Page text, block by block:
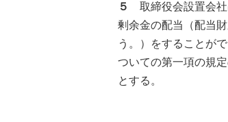
５
取締役会設置会社
剰余金の配当（配当
う。）をすることが
ついての第一項の規
とする。